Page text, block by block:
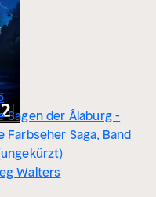
Sagen der Âlaburg -
Farbseher Saga, Band
Walters